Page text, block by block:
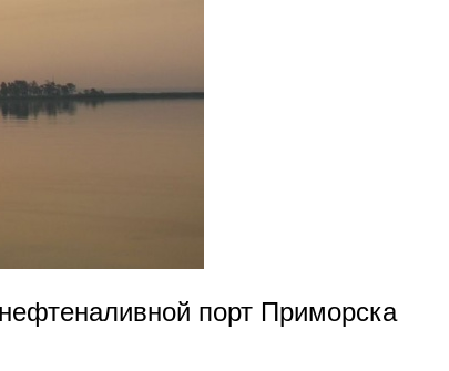
порт Приморска